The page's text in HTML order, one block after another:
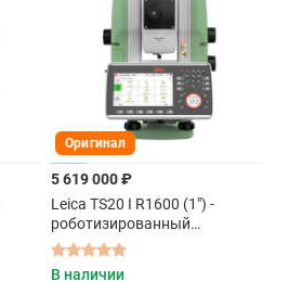
Оригинал
5 619 000 ₽
Leica TS20 I R1600 (1") -
роботизированный
тахеометр
В наличии